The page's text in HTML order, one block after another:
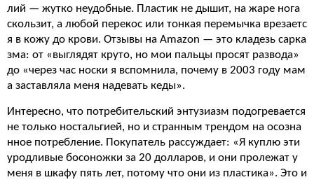
лий — жутко неудобные. Пластик не дышит, на жаре нога
скользит, а любой перекос или тонкая перемычка врезаетс
я в кожу до крови. Отзывы на Amazon — это кладезь сарка
зма: от «выглядят круто, но мои пальцы просят развода»
до «через час носки я вспомнила, почему в 2003 году мам
а заставляла меня надевать кеды».
Интересно, что потребительский энтузиазм подогревается
не только ностальгией, но и странным трендом на осозна
нное потребление. Покупатель рассуждает: «Я куплю эти
уродливые босоножки за 20 долларов, и они пролежат у
меня в шкафу пять лет, потому что они из пластика». Это и